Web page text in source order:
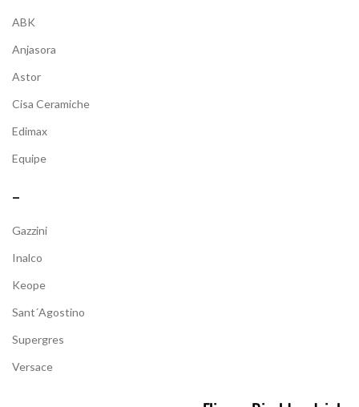
ABK
Anjasora
Astor
Cisa Ceramiche
Edimax
Equipe
–
Gazzini
Inalco
Keope
Sant´Agostino
Supergres
Versace